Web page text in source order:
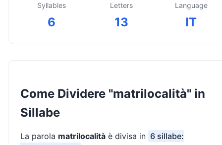
Syllables
6
Letters
13
Language
IT
Come Dividere "matrilocalità" in
Sillabe
La parola matrilocalità è divisa in 6 sillabe: